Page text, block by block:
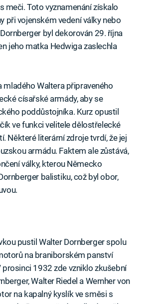
meči. Toto vyznamenání získalo
při vojenském vedení války nebo
byl dekorován 29. října
jeho matka Hedwiga zaslechla
mladého Waltera připraveného
císařské armády, aby se
poddůstojníka. Kurz opustil
ve funkci velitele dělostřelecké
Některé literární zdroje tvrdí, že jej
armádu. Faktem ale zůstává,
války, kterou Německo
balistiku, což byl obor,
pustil Walter Dornberger spolu
na braniborském panství
1932 zde vzniklo zkušební
Walter Riedel a Wernher von
na kapalný kyslík ve směsi s